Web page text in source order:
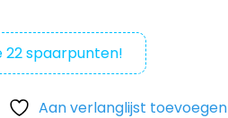
22spaarpunten!
Aan verlanglijst toevoegen